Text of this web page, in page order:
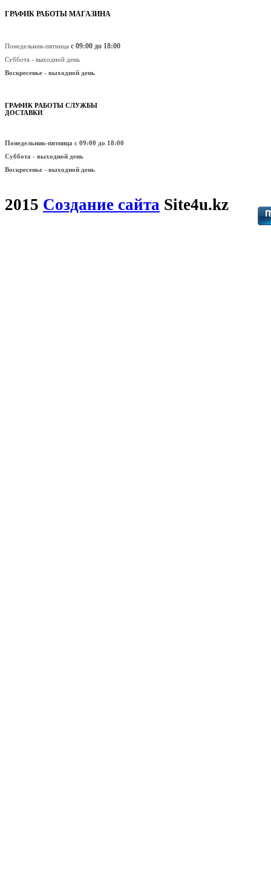
ГРАФИК РАБОТЫ МАГАЗИНА
Понедельник-пятница с 09:00 до 18:00
Суббота - выходной день
Воскресенье - выходной день
ГРАФИК РАБОТЫ СЛУЖБЫ
ДОСТАВКИ
Понедельник-пятница с 09:00 до 18:00
Суббота - выходной день
Воскресенье - выходной день
2015 Создание сайта Site4u.kz